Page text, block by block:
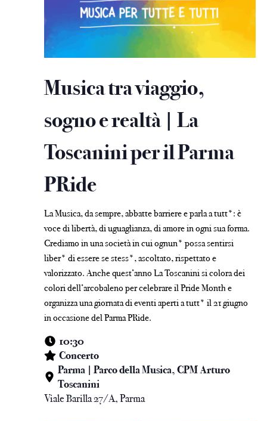
Musica tra viaggio,
sogno e realtà | La
Toscanini per il Parma
PRide
La Musica, da sempre, abbatte barriere e parla a tutt*: è
voce di libertà, di uguaglianza, di amore in ogni sua forma.
Crediamo in una società in cui ognun* possa sentirsi
liber* di essere se stess*, ascoltato, rispettato e
valorizzato. Anche quest’anno La Toscanini si colora dei
colori dell’arcobaleno per celebrare il Pride Month e
organizza una giornata di eventi aperti a tutt* il 21 giugno
in occasione del Parma PRide.
10:30
Concerto
Parma | Parco della Musica, CPM Arturo
Toscanini
Viale Barilla 27/A, Parma